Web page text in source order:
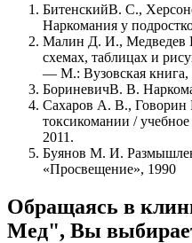
БитенскийВ. С.,
Наркомания у
Малин Д. И., Медведев
схемах, таблицах и
— М.: Вузовская книга,
БориневичВ. В.
Сахаров А. В.,
токсикомании /
2011.
Буянов М. И.
«Просвещение», 1990
Обращаясь в
Мед", Вы